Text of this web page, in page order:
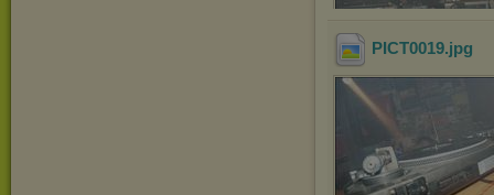
PICT0019.jpg